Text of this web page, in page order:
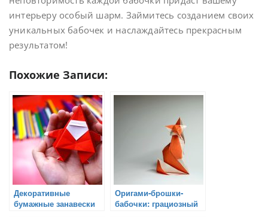
интерьеру особый шарм. Займитесь созданием своих
уникальных бабочек и наслаждайтесь прекрасным
результатом!
Похожие Записи:
Декоративные
бумажные занавески
Оригами-брошки-
бабочки: грациозный